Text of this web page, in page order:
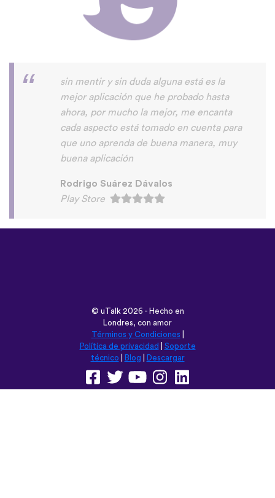
sin mentir y sin duda alguna está es la
mejor aplicación que he probado hasta
ahora, por mucho la mejor, me encanta
cada aspecto está tomado en cuenta para
que uno aprenda de buena manera, muy
buena aplicación
Rodrigo Suárez Dávalos
Play Store
© uTalk2026 - Hecho en
Londres, con amor
Términos y Condiciones
Política de privacidad
Soporte
técnico
Blog Descargar